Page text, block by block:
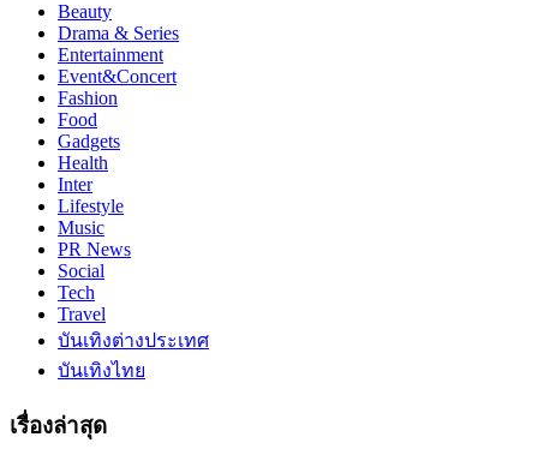
Beauty
Drama & Series
Entertainment
Event&Concert
Fashion
Food
Gadgets
Health
Inter
Lifestyle
Music
PR News
Social
Tech
Travel
บันเทิงต่างประเทศ
บันเทิงไทย
เรื่องล่าสุด